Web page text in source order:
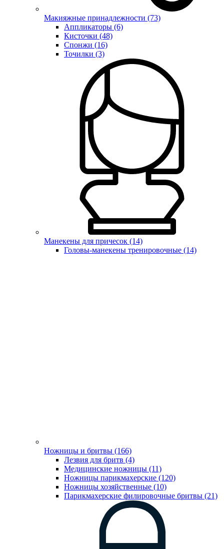
Макияжные принадлежности (73)
Аппликаторы (6)
Кисточки (48)
Спонжи (16)
Точилки (3)
Манекены для причесок (14)
Головы-манекены тренировочные (14)
Ножницы и бритвы (166)
Лезвия для бритв (4)
Медицинские ножницы (11)
Ножницы парикмахерские (120)
Ножницы хозяйственные (10)
Парикмахерские филировочные бритвы (21)